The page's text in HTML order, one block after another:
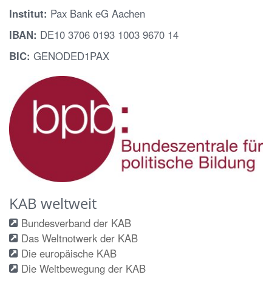
Institut: Pax Bank eG Aachen
IBAN: DE10 3706 0193 1003 9670 14
BIC: GENODED1PAX
KAB weltweit
Bundesverband der KAB
Das Weltnotwerk der KAB
Die europäische KAB
Die Weltbewegung der KAB